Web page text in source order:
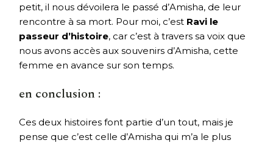
petit, il nous dévoilera le passé d’Amisha, de leur
rencontre à sa mort. Pour moi, c’est Ravi le
passeur d’histoire, car c’est à travers sa voix que
nous avons accès aux souvenirs d’Amisha, cette
femme en avance sur son temps.
en conclusion :
Ces deux histoires font partie d’un tout, mais je
pense que c’est celle d’Amisha qui m’a le plus